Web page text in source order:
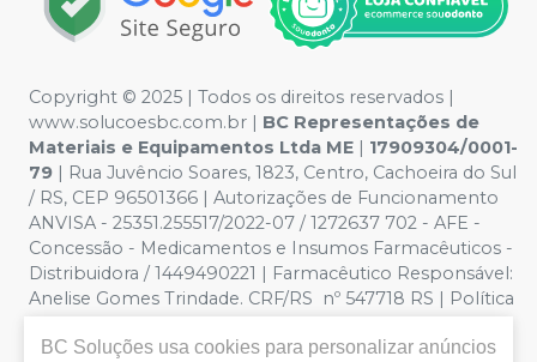
Copyright © 2025 | Todos os direitos reservados |
www.solucoesbc.com.br | BC Representações de
Materiais e Equipamentos Ltda ME | 17909304/0001-
79 | Rua Juvêncio Soares, 1823, Centro, Cachoeira do Sul
/ RS, CEP 96501366 | Autorizações de Funcionamento
ANVISA - 25351.255517/2022-07 / 1272637 702 - AFE -
Concessão - Medicamentos e Insumos Farmacêuticos -
Distribuidora / 1449490221 | Farmacêutico Responsável:
Anelise Gomes Trindade. CRF/RS nº 547718 RS | Política
ilustrativas - Os preços e condições da loja virtual estão
BC Soluções usa cookies para personalizar anúncios